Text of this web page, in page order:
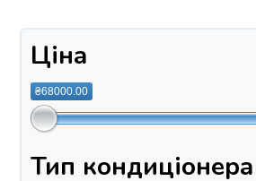
Ціна
₴68000.00
Тип кондиціонера